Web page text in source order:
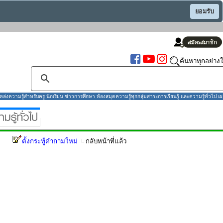
ยอมรับ
ค้นหาทุกอย่าง
งความรู้สำหรับครู นักเรียน ข่าวการศึกษา ห้องสมุดความรู้ทุกกลุ่มสาระการเรียนรู้ และความรู้ทั่วไป เ
ตั้งกระทู้คำถามใหม่ กลับหน้าที่แล้ว